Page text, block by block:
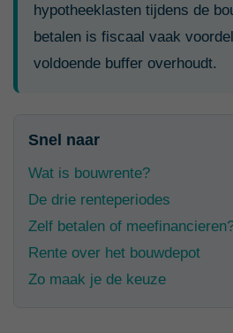
hypotheeklasten tijdens de
betalen is fiscaal vaak
voldoende buffer overhoudt.
Snel naar
Wat is bouwrente?
De drie renteperiodes
Zelf betalen of
Rente over het bouwdepot
Zo maak je de keuze